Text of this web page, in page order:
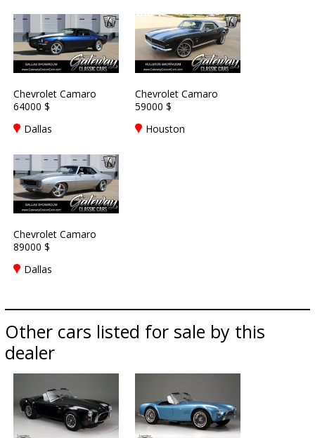
Chevrolet Camaro
64000 $
Dallas
Chevrolet Camaro
59000 $
Houston
Chevrolet Camaro
89000 $
Dallas
Other cars listed for sale by this
dealer